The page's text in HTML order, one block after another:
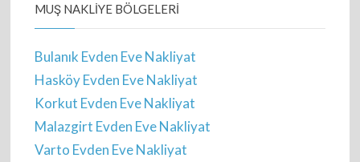
MUŞ NAKLIYE BÖLGELERI
Bulanık Evden Eve Nakliyat
Hasköy Evden Eve Nakliyat
Korkut Evden Eve Nakliyat
Malazgirt Evden Eve Nakliyat
Varto Evden Eve Nakliyat